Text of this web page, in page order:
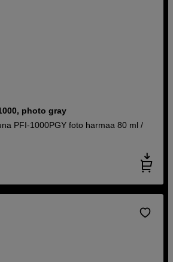
photo gray
PFI-1000PGY foto harmaa 80 ml /